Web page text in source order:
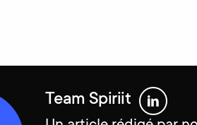
Team Spiriit